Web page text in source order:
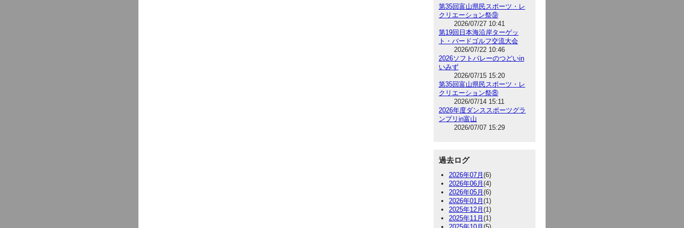
第35回富山県民スポーツ・レ
クリエーション祭⑨
2026/07/27 10:41
第19回日本海沿岸ターゲッ
ト・バードゴルフ交流大会
2026/07/22 10:46
2026ソフトバレーのつどいin
いみず
2026/07/15 15:20
第35回富山県民スポーツ・レ
クリエーション祭⑧
2026/07/14 15:11
2026年度ダンススポーツグラ
ンプリin富山
2026/07/07 15:29
過去ログ
2026年07月 (6)
2026年06月 (4)
2026年05月 (6)
2026年01月 (1)
2025年12月 (1)
2025年11月 (1)